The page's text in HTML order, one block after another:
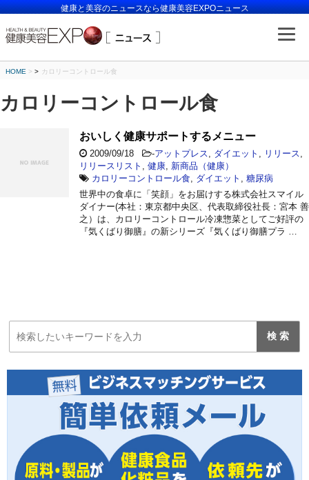
健康と美容のニュースなら健康美容EXPOニュース
HOME > カロリーコントロール食
カロリーコントロール食
おいしく健康サポートするメニュー
2009/09/18 -アットプレス ダイエット リリース
リリースリスト
健康 新商品（健康）
カロリーコントロール食 ダイエット
糖尿病
世界中の食卓に「笑顔」をお届けする株式会社スマイル
ダイナー(本社：東京都中央区、代表取締役社長：宮本 善
之）は、カロリーコントロール冷凍惣菜としてご好評の
『気くばり御膳』の新シリーズ『気くばり御膳プラ …